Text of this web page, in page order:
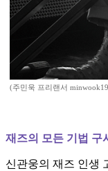
(주민욱 프리랜서
재즈의 모든 기법 구
신관웅의 재즈 인생